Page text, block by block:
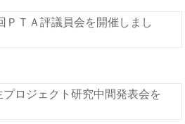
ＴＡ評議員会を開催しまし
プロジェクト研究中間発表会を